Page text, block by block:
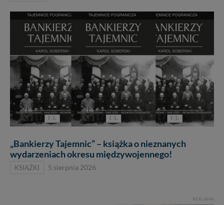
„Bankierzy Tajemnic” – książka o nieznanych
wydarzeniach okresu międzywojennego!
KSIĄŻKI 5 sierpnia 2026
REKLAMA